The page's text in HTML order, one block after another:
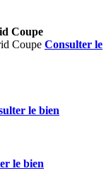
Coupe
Consulter le
le bien
le bien